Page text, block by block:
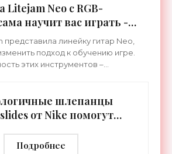
Litejam Neo с RGB-
научит вас играть -
линейку гитар Neo,
подход к обучению игре.
этих инструментов –
шлепанцы
от Nike помогут
- «Гаджеты»
Подробнее